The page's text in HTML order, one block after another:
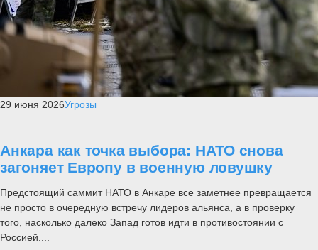
29 июня 2026Угрозы
Анкара как точка выбора: НАТО снова
загоняет Европу в военную ловушку
Предстоящий саммит НАТО в Анкаре все заметнее превращается
не просто в очередную встречу лидеров альянса, а в проверку
того, насколько далеко Запад готов идти в противостоянии с
Россией....